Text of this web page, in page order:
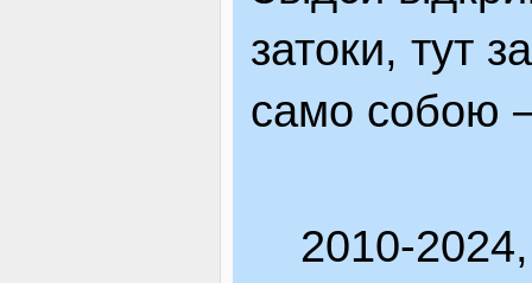
затоки, тут
само собою
2010-